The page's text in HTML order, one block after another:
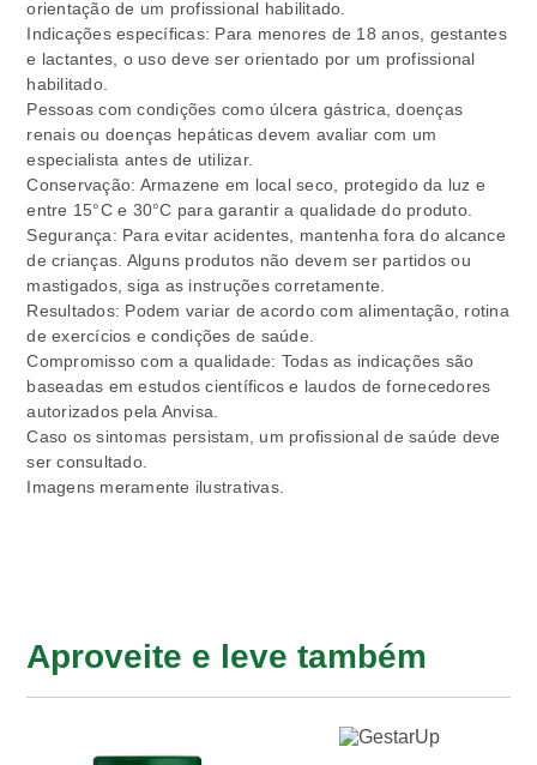
orientação de um profissional habilitado.
Indicações específicas: Para menores de 18 anos, gestantes
e lactantes, o uso deve ser orientado por um profissional
habilitado.
Pessoas com condições como úlcera gástrica, doenças
renais ou doenças hepáticas devem avaliar com um
especialista antes de utilizar.
Conservação: Armazene em local seco, protegido da luz e
entre 15°C e 30°C para garantir a qualidade do produto.
Segurança: Para evitar acidentes, mantenha fora do alcance
de crianças. Alguns produtos não devem ser partidos ou
mastigados, siga as instruções corretamente.
Resultados: Podem variar de acordo com alimentação, rotina
de exercícios e condições de saúde.
Compromisso com a qualidade: Todas as indicações são
baseadas em estudos científicos e laudos de fornecedores
autorizados pela Anvisa.
Caso os sintomas persistam, um profissional de saúde deve
ser consultado.
Imagens meramente ilustrativas.
Aproveite e leve também